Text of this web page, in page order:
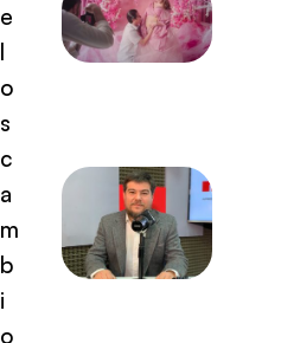
e
l
o
s
c
a
m
b
i
o